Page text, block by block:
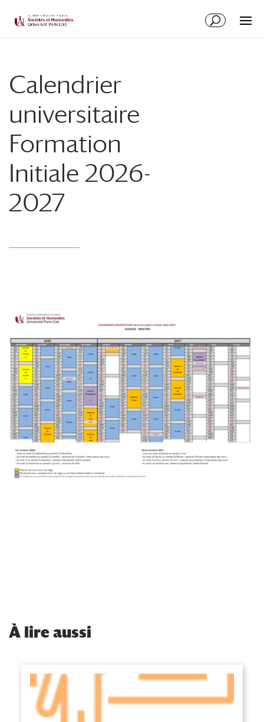
Calendrier
universitaire
Formation
Initiale 2026-
2027
À lire aussi